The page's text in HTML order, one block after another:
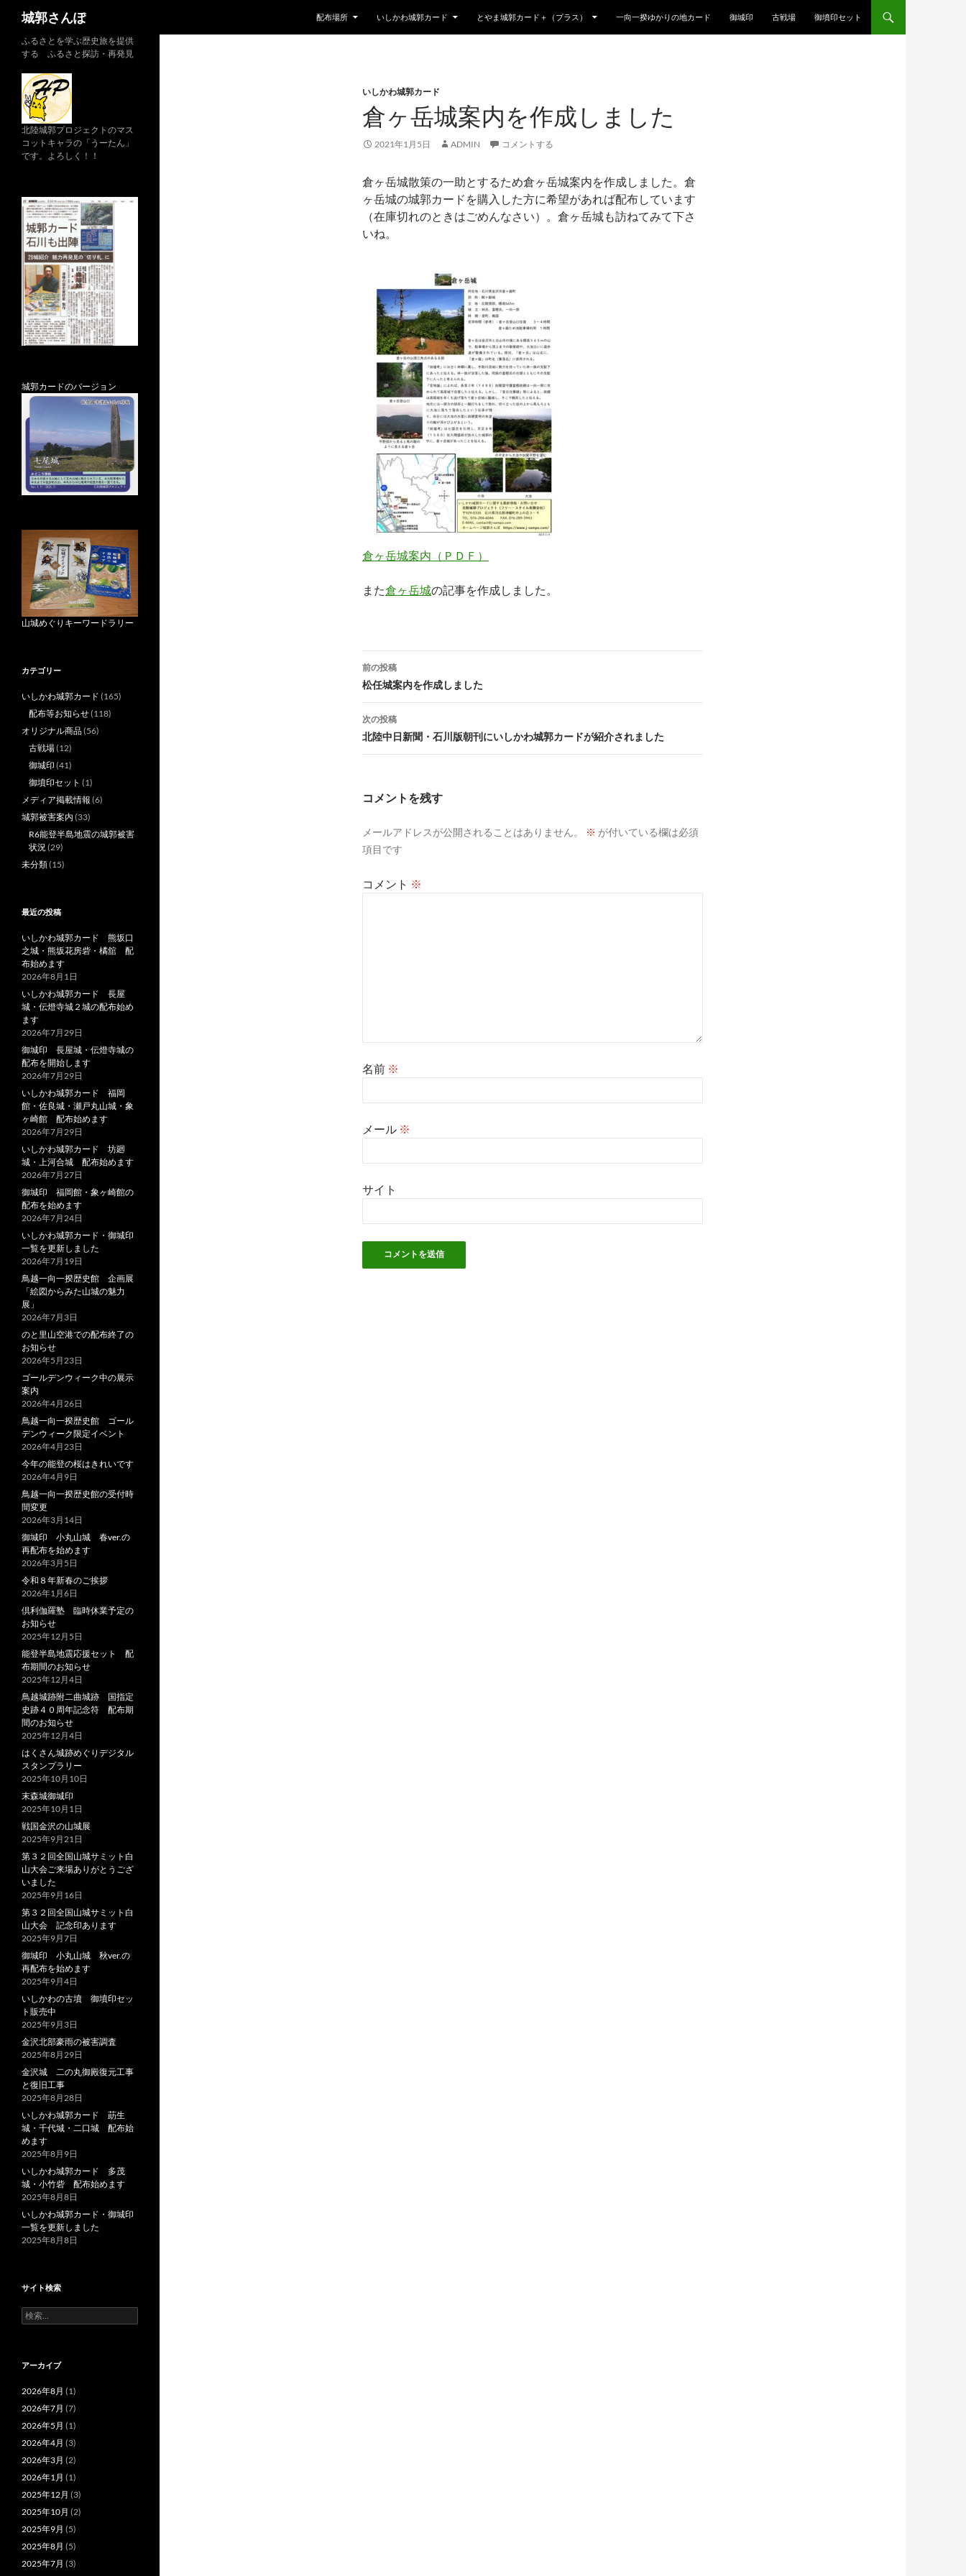
城郭さんぽ 配布場所 いしかわ城郭カード とやま城郭カード＋（プラス） 一向一揆ゆかりの地カード 御城印 古戦場 御墳印セット
いしかわ城郭カード
倉ヶ岳城案内を作成しました
2021年1月5日 ADMIN コメントする
倉ヶ岳城散策の一助とするため倉ヶ岳城案内を作成しました。倉
ヶ岳城の城郭カードを購入した方に希望があれば配布しています
（在庫切れのときはごめんなさい）。倉ヶ岳城も訪ねてみて下さ
いね。
倉ヶ岳城案内（ＰＤＦ）
また倉ヶ岳城の記事を作成しました。
投
稿
ナ
ビ
ゲ
ョ
前の投稿
松任城案内を作成しました
次の投稿
北陸中日新聞・石川版朝刊にいしかわ城郭カードが紹介されました
コメントを残す
メールアドレスが公開されることはありません。 ※ が付いている欄は必須
項目です
コメント ※
名前 ※
メール ※
サイト
ふるさとを学ぶ歴史旅を提供
する ふるさと探訪・再発見
北陸城郭プロジェクトのマス
コットキャラの「うーたん」
です。よろしく！！
城郭カードのバージョン
山城めぐりキーワードラリー
カテゴリー
いしかわ城郭カード (165)
配布等お知らせ(118)
オリジナル商品(56)
古戦場(12)
御城印 (41)
御墳印セット (1)
メディア掲載情報 (6)
城郭被害案内 (33)
R6能登半島地震の城郭被害
状況(29)
未分類(15)
最近の投稿
いしかわ城郭カード 熊坂口
之城・熊坂花房砦・橘舘 配
布始めます
2026年8月1日
いしかわ城郭カード 長屋
城・伝燈寺城２城の配布始め
ます
2026年7月29日
御城印 長屋城・伝燈寺城の
配布を開始します
2026年7月29日
いしかわ城郭カード 福岡
館・佐良城・瀬戸丸山城・象
ヶ崎館 配布始めます
2026年7月29日
いしかわ城郭カード 坊廻
城・上河合城 配布始めます
2026年7月27日
御城印 福岡館・象ヶ崎館の
配布を始めます
2026年7月24日
いしかわ城郭カード・御城印
一覧を更新しました
2026年7月19日
鳥越一向一揆歴史館 企画展
「絵図からみた山城の魅力
展」
2026年7月3日
のと里山空港での配布終了の
お知らせ
2026年5月23日
ゴールデンウィーク中の展示
案内
2026年4月26日
鳥越一向一揆歴史館 ゴール
デンウィーク限定イベント
2026年4月23日
今年の能登の桜はきれいです
2026年4月9日
鳥越一向一揆歴史館の受付時
間変更
2026年3月14日
御城印 小丸山城 春ver.の
再配布を始めます
2026年3月5日
令和８年新春のご挨拶
2026年1月6日
倶利伽羅塾 臨時休業予定の
お知らせ
2025年12月5日
能登半島地震応援セット 配
布期間のお知らせ
2025年12月4日
鳥越城跡附二曲城跡 国指定
史跡４０周年記念符 配布期
間のお知らせ
2025年12月4日
はくさん城跡めぐりデジタル
スタンプラリー
2025年10月10日
末森城御城印
2025年10月1日
戦国金沢の山城展
2025年9月21日
第３２回全国山城サミット白
山大会ご来場ありがとうござ
いました
2025年9月16日
第３２回全国山城サミット白
山大会 記念印あります
2025年9月7日
御城印 小丸山城 秋ver.の
再配布を始めます
2025年9月4日
いしかわの古墳 御墳印セッ
ト販売中
2025年9月3日
金沢北部豪雨の被害調査
2025年8月29日
金沢城 二の丸御殿復元工事
と復旧工事
2025年8月28日
いしかわ城郭カード 莇生
城・千代城・二口城 配布始
めます
2025年8月9日
いしかわ城郭カード 多茂
城・小竹砦 配布始めます
2025年8月8日
いしかわ城郭カード・御城印
一覧を更新しました
2025年8月8日
サイト検索
検
索:
アーカイブ
2026年8月 (1)
2026年7月 (7)
2026年5月 (1)
2026年4月 (3)
2026年3月 (2)
2026年1月 (1)
2025年12月 (3)
2025年10月 (2)
2025年9月 (5)
2025年8月 (5)
2025年7月 (3)